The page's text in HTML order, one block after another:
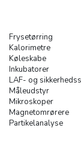
Frysetørring
Kalorimetre
Køleskabe
Inkubatorer
LAF- og
Måleudstyr
Mikroskoper
Magnetomrørere
Partikelanalyse